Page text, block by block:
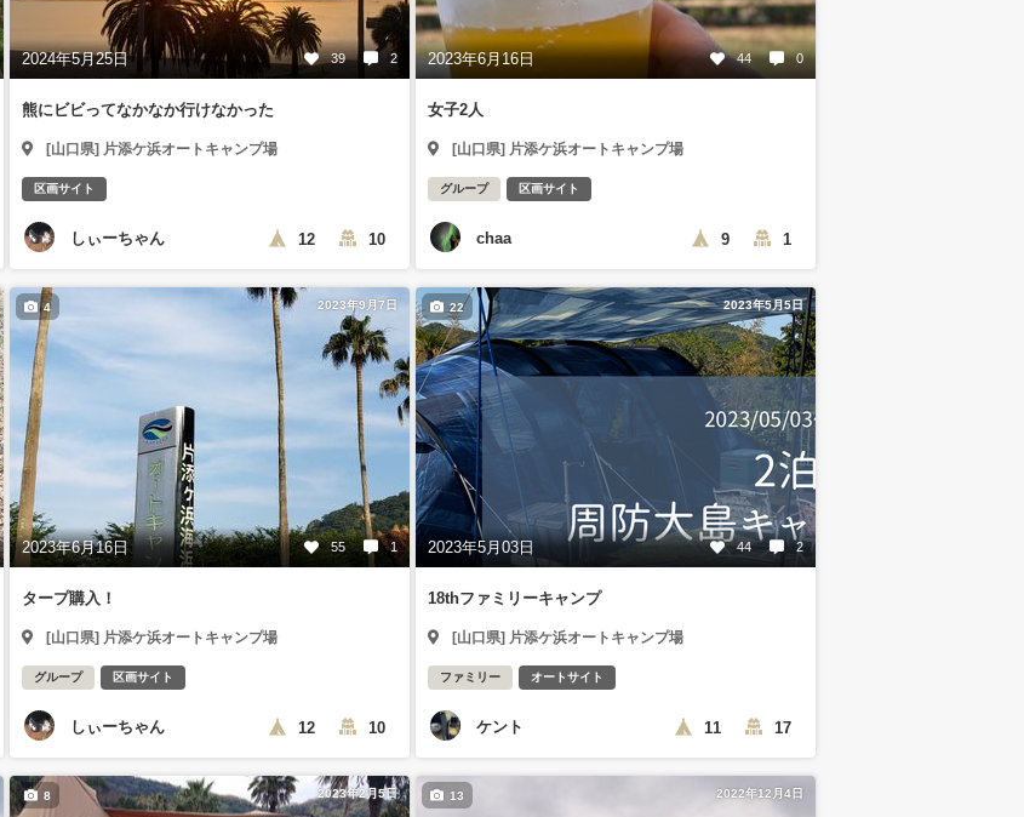
2024年5月25日 39 2
熊にビビってなかなか行けなかった
[山口県] 片添ケ浜オートキャンプ場
区画サイト
しぃーちゃん 12 10
2023年6月16日 44 0
女子2人
[山口県] 片添ケ浜オートキャンプ場
グループ 区画サイト
chaa 9 1
2023年9月7日
2023年6月16日 55 1
4
タープ購入！
[山口県] 片添ケ浜オートキャンプ場
グループ 区画サイト
しぃーちゃん 12 10
2023年5月5日
2023年5月03日 44 2
22
18thファミリーキャンプ
[山口県] 片添ケ浜オートキャンプ場
ファミリー オートサイト
ケント 11 17
2023年2月5日
8 2022年12月4日
13